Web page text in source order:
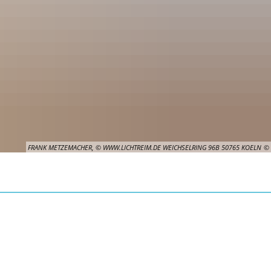
FRANK METZEMACHER, © WWW.LICHTREIM.DE WEICHSELRING 96B 50765 KOELN